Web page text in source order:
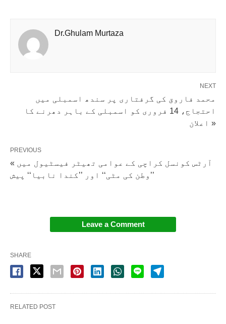
Dr.Ghulam Murtaza
NEXT
محمد فاروق کی گرفتاری پر سندھ اسمبلی میں
احتجاج، 14 فروری کو اسمبلی کے باہر دھرنے کا
اعلان »
PREVIOUS
« آرٹس کونسل کراچی کے عوامی تھیٹر فیسٹیول میں
’’وطن کی مٹی‘‘ اور ’’کندا نابیا‘‘ پیش
Leave a Comment
SHARE
RELATED POST